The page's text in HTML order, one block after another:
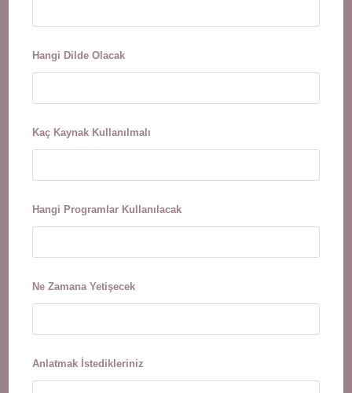
Hangi Dilde Olacak
Kaç Kaynak Kullanılmalı
Hangi Programlar Kullanılacak
Ne Zamana Yetişecek
Anlatmak İstedikleriniz